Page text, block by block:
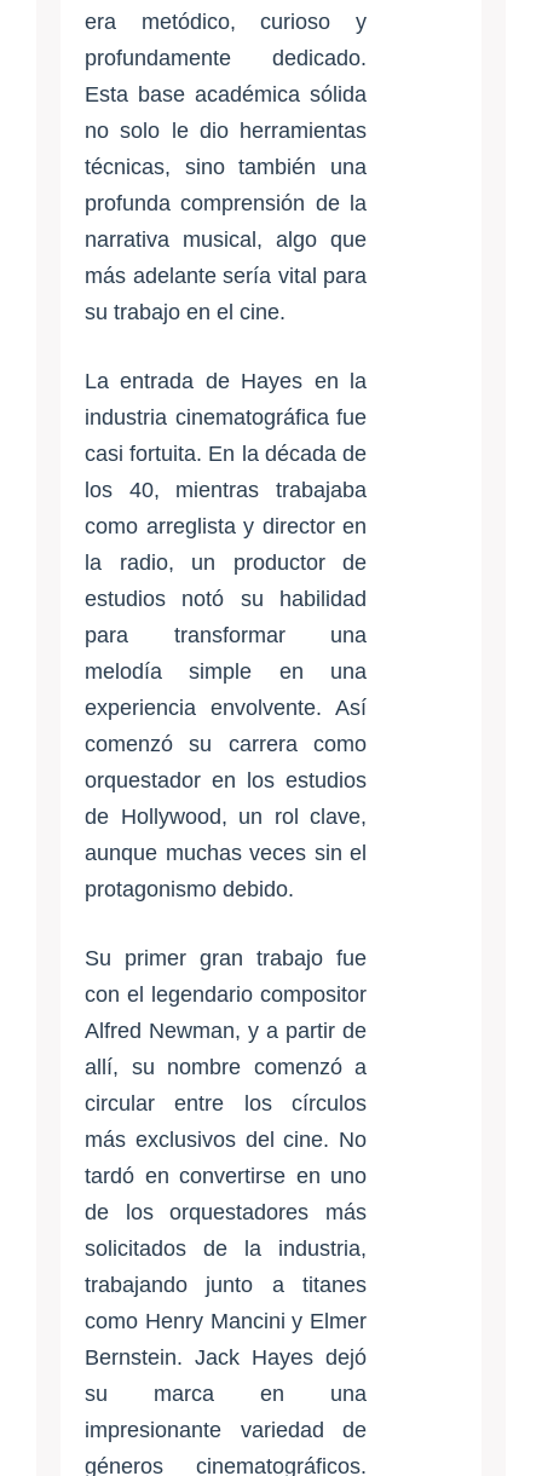
era metódico, curioso y
profundamente dedicado.
Esta base académica sólida
no solo le dio herramientas
técnicas, sino también una
profunda comprensión de la
narrativa musical, algo que
más adelante sería vital para
su trabajo en el cine.
La entrada de Hayes en la
industria cinematográfica fue
casi fortuita. En la década de
los 40, mientras trabajaba
como arreglista y director en
la radio, un productor de
estudios notó su habilidad
para transformar una
melodía simple en una
experiencia envolvente. Así
comenzó su carrera como
orquestador en los estudios
de Hollywood, un rol clave,
aunque muchas veces sin el
protagonismo debido.
Su primer gran trabajo fue
con el legendario compositor
Alfred Newman, y a partir de
allí, su nombre comenzó a
circular entre los círculos
más exclusivos del cine. No
tardó en convertirse en uno
de los orquestadores más
solicitados de la industria,
trabajando junto a titanes
como Henry Mancini y Elmer
Bernstein. Jack Hayes dejó
su marca en una
impresionante variedad de
géneros cinematográficos.